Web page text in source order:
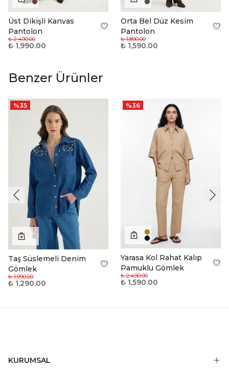
Üst Dikişli Kanvas
Pantolon
₺ 2,490.00
₺ 1,990.00
Orta Bel Düz Kesim
Pantolon
₺ 1,890.00
₺ 1,590.00
Benzer Ürünler
%35
Taş Süslemeli Denim
Gömlek
₺ 1,990.00
₺ 1,290.00
%36
Yarasa Kol Rahat Kalıp
Pamuklu Gömlek
₺ 2,490.00
₺ 1,590.00
KURUMSAL